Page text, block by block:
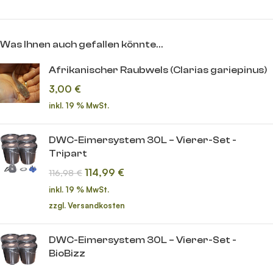
Was Ihnen auch gefallen könnte…
Afrikanischer Raubwels (Clarias gariepinus)
3,00 €
inkl. 19 % MwSt.
DWC-Eimersystem 30L – Vierer-Set -
Tripart
116,98€ 114,99 €
inkl. 19 % MwSt.
zzgl.Versandkosten
DWC-Eimersystem 30L – Vierer-Set -
BioBizz